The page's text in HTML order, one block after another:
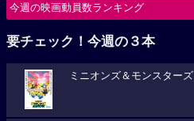
今週の映画動員数ランキング
要チェック！今週の３本
ミニオンズ＆モンスターズ